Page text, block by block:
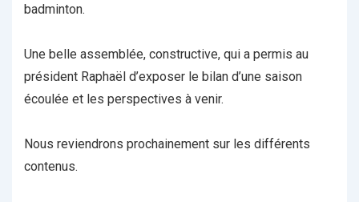
badminton.
Une belle assemblée, constructive, qui a permis au
président Raphaël d’exposer le bilan d’une saison
écoulée et les perspectives à venir.
Nous reviendrons prochainement sur les différents
contenus.